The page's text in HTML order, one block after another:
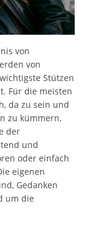
von
von
Stützen
Für die meisten
da zu sein und
zu kümmern.
der
und
oder einfach
eigenen
Gedanken
um die